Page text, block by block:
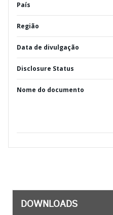
País
Região
Data de divulgação
Disclosure Status
Nome do documento
DOWNLOADS